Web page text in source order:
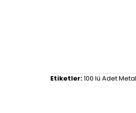
Etiketler:100 lü Adet